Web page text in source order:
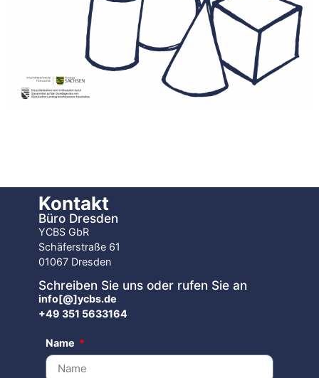
Kontakt
Büro Dresden
YCBS GbR
Schäferstraße 61
01067 Dresden
Schreiben Sie uns oder rufen Sie an
info[@]ycbs.de
+49 351 5633164
Name